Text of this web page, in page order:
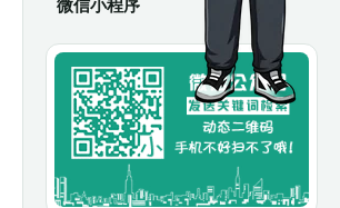
微信小程序